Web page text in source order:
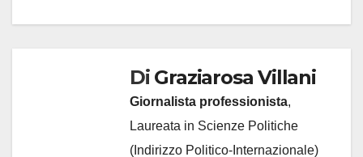
Di Graziarosa Villani
Giornalista professionista,
Laureata in Scienze Politiche
(Indirizzo Politico-Internazionale)